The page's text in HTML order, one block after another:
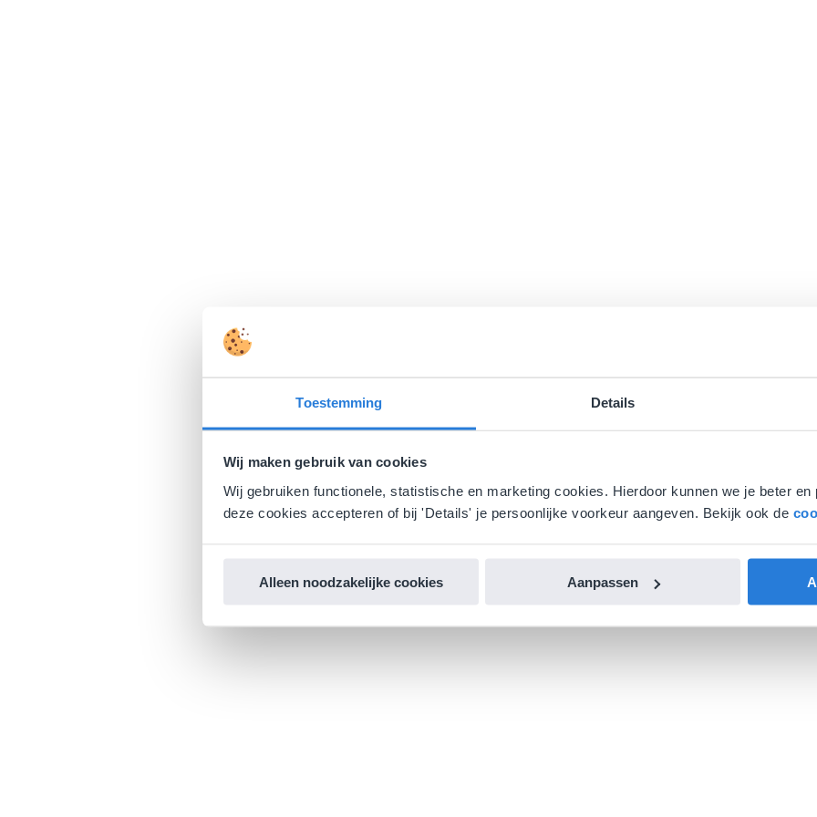
Toestemming Details
Wij maken gebruik van cookies
Wij gebruiken functionele, statistische en marketing cookies. Hierdoor kunnen we je beter
deze cookies accepteren of bij 'Details' je persoonlijke voorkeur aangeven. Bekijk ook de
Alleen noodzakelijke cookies Aanpassen